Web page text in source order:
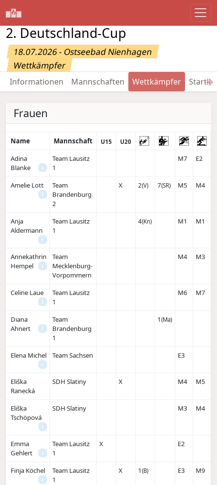
2. Deutschland-Cup
18.07.2026 - Ostseebad Nienhagen
Wettkämpfer
Informationen Mannschaften Wettkämpfer →
Frauen
Name Mannschaft U15 U20
Adina
Blanke
i
Team Lausitz
1
M7 E2
Amelie Lott
i
Team
Brandenburg
2
X 2(V) 7(SR) M5 M4
Anja
Aldermann
i
Team Lausitz
1
4(Kn) M1 M1
Annekathrin
Hempel
i
Team
Mecklenburg-
Vorpommern
M4 M3
Celine Laue
i
Team Lausitz
1
M6 M7
Diana
Ahnert
i
Team
Brandenburg
1
1(Ma)
Elena Michel
i
Team Sachsen E3
Eliška
Ranecká
SDH Slatiny X M4 M5
Eliška
Tschöpová
i
SDH Slatiny M3 M4
Emma
Gehlert
i
Team Lausitz
1
X E2
Finja Köchel
i
Team Lausitz
1
X 1(B) E3 M9